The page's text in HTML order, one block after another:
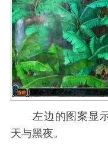
左边的图案显示
天与黑夜。